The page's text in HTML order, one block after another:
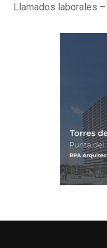
Llamados laborales